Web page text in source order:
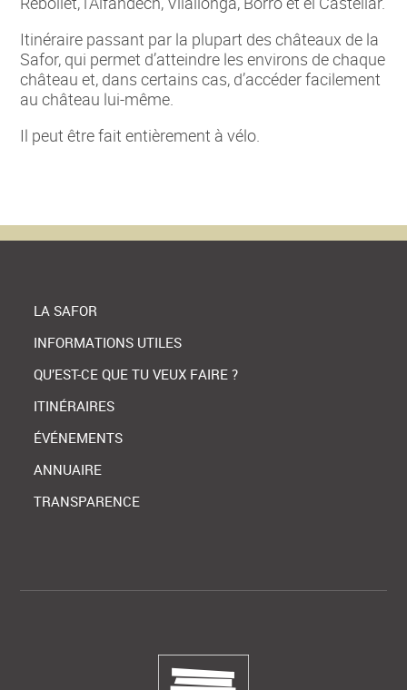
Itinéraire passant par la plupart des châteaux de la
Safor, qui permet d’atteindre les environs de chaque
château et, dans certains cas, d’accéder facilement
au château lui-même.
Il peut être fait entièrement à vélo.
LA SAFOR
INFORMATIONS UTILES
QU’EST-CE QUE TU VEUX FAIRE ?
ITINÉRAIRES
ÉVÉNEMENTS
ANNUAIRE
TRANSPARENCE